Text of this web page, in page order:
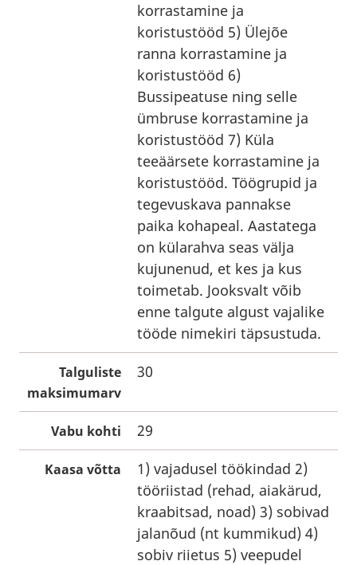
korrastamine ja
koristustööd 5) Ülejõe
ranna korrastamine ja
koristustööd 6)
Bussipeatuse ning selle
ümbruse korrastamine ja
koristustööd 7) Küla
teeäärsete korrastamine ja
koristustööd. Töögrupid ja
tegevuskava pannakse
paika kohapeal. Aastatega
on külarahva seas välja
kujunenud, et kes ja kus
toimetab. Jooksvalt võib
enne talgute algust vajalike
tööde nimekiri täpsustuda.
Talguliste
maksimumarv
30
Vabu kohti 29
Kaasa võtta
1) vajadusel töökindad 2)
tööriistad (rehad, aiakärud,
kraabitsad, noad) 3) sobivad
jalanõud (nt kummikud) 4)
sobiv riietus 5) veepudel